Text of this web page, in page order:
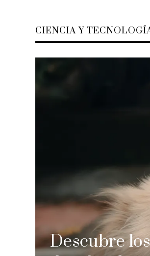
CIENCIA Y
Descubre